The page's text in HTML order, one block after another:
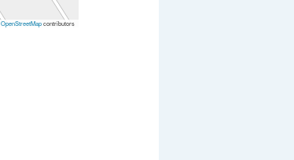
OpenStreetMapcontributors